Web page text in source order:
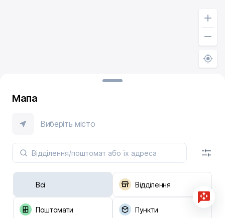
Мапа
Виберіть місто
Всі Відділення
Поштомати Пункти